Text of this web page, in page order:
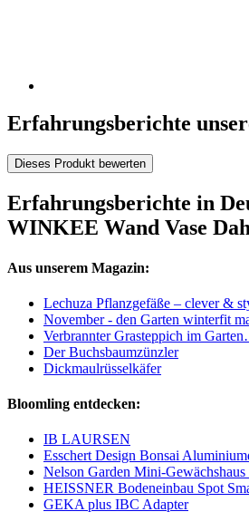
Erfahrungsberichte
Dieses Produkt bewerten
Erfahrungsberichte in
WINKEE Wand Vase
Aus unserem Magazin:
Lechuza Pflanzgefäße – clever &
November - den Garten winterfit
Verbrannter Grasteppich im
Der Buchsbaumzünzler
Dickmaulrüsselkäfer
Bloomling entdecken:
IB LAURSEN
Esschert Design Bonsai
Nelson Garden Mini-
HEISSNER Bodeneinbau Spot
GEKA plus IBC Adapter